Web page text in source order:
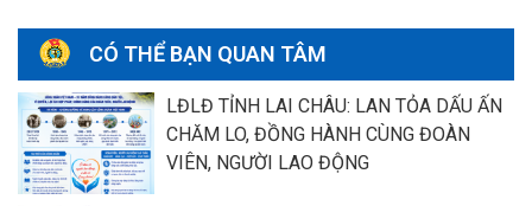
CÓ THỂ BẠN QUAN TÂM
LĐLĐ TỈNH LAI CHÂU: LAN TỎA DẤU ẤN
CHĂM LO, ĐỒNG HÀNH CÙNG ĐOÀN
VIÊN, NGƯỜI LAO ĐỘNG